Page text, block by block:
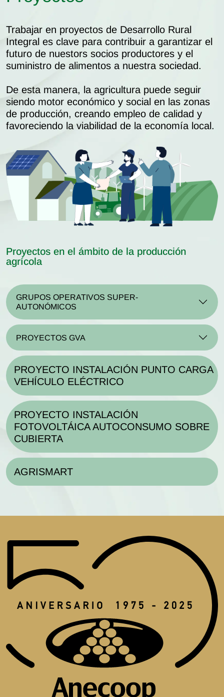
Trabajar en proyectos de Desarrollo Rural
Integral es clave para contribuir a garantizar el
futuro de nuestors socios productores y el
suministro de alimentos a nuestra sociedad.
De esta manera, la agricultura puede seguir
siendo motor económico y social en las zonas
de producción, creando empleo de calidad y
favoreciendo la viabilidad de la economía local.
Proyectos en el ámbito de la producción
agrícola
GRUPOS OPERATIVOS SUPER-
AUTONÓMICOS
PROYECTOS GVA
PROYECTO INSTALACIÓN PUNTO CARGA
VEHÍCULO ELÉCTRICO
PROYECTO INSTALACIÓN
FOTOVOLTÁICA AUTOCONSUMO SOBRE
CUBIERTA
AGRISMART